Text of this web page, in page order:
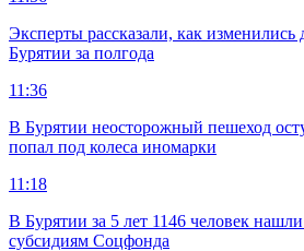
Эксперты рассказали, как изменились
Бурятии за полгода
11:36
В Бурятии неосторожный пешеход
попал под колеса иномарки
11:18
В Бурятии за 5 лет 1146 человек
субсидиям Соцфонда